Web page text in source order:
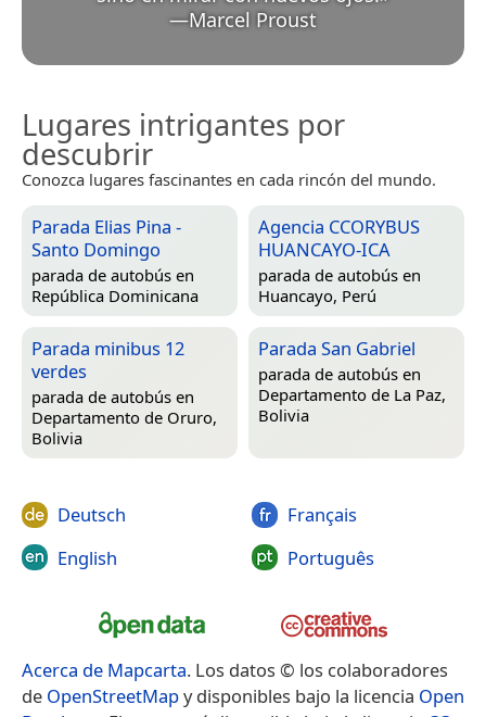
—Marcel Proust
Lugares intrigantes por
descubrir
Conozca lugares fascinantes en cada rincón del mundo.
Parada Elias Pina -
Santo Domingo
parada de autobús en
República Dominicana
Agencia CCORYBUS
HUANCAYO-ICA
parada de autobús en
Huancayo, Perú
Parada minibus 12
verdes
parada de autobús en
Departamento de Oruro,
Bolivia
Parada San Gabriel
parada de autobús en
Departamento de La Paz,
Bolivia
Deutsch
English
Français
Português
Acerca de Mapcarta. Los datos © los colaboradores
de OpenStreetMapy disponibles bajo la licencia Open